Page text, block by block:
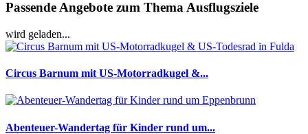
Passende Angebote zum Thema Ausflugsziele
wird geladen...
Circus Barnum mit US-Motorradkugel &...
Abenteuer-Wandertag für Kinder rund um...